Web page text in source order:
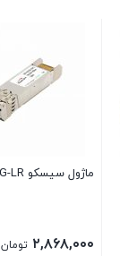
ماژول سیسکو SFP-10G-LR
۲,۸۶۸,۰۰۰ تومان